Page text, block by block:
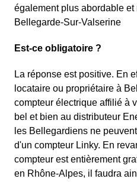
également plus abordable
Bellegarde-Sur-Valserine
Est-ce obligatoire ?
La réponse est positive. En
locataire ou propriétaire à
compteur électrique affilié à
bel et bien au distributeur
les Bellegardiens ne
d'un compteur Linky. En
compteur est entièrement
en Rhône-Alpes, il faudra